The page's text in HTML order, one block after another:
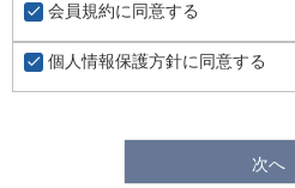
会員規約に同意する
個人情報保護方針に同意する
次へ